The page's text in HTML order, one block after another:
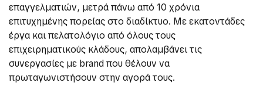
επαγγελματιών, μετρά πάνω από 10 χρόνια
επιτυχημένης πορείας στο διαδίκτυο. Με εκατοντάδες
έργα και πελατολόγιο από όλους τους
επιχειρηματικούς κλάδους, απολαμβάνει τις
συνεργασίες με brand που θέλουν να
πρωταγωνιστήσουν στην αγορά τους.